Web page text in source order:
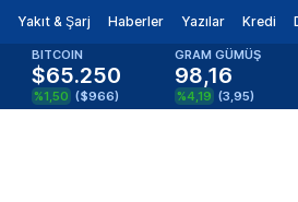
Yakıt & Şarj Haberler Yazılar Kredi
BITCOIN
$65.250
%1,50 ($966)
GRAM GÜMÜŞ
98,16
%4,19 (3,95)